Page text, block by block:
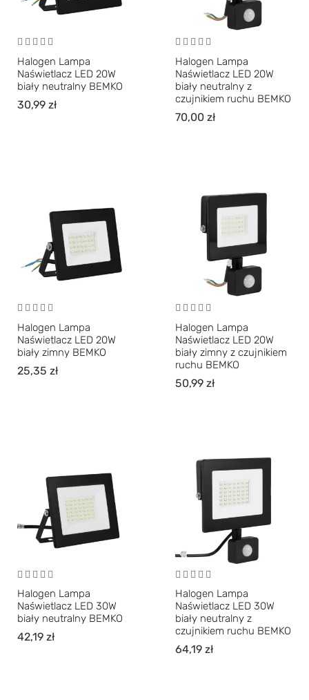
Halogen Lampa
Naświetlacz LED 20W
biały neutralny BEMKO
30,99 zł
Halogen Lampa
Naświetlacz LED 20W
biały neutralny z
czujnikiem ruchu BEMKO
70,00 zł
Halogen Lampa
Naświetlacz LED 20W
biały zimny BEMKO
25,35 zł
Halogen Lampa
Naświetlacz LED 20W
biały zimny z czujnikiem
ruchu BEMKO
50,99 zł
Halogen Lampa
Naświetlacz LED 30W
biały neutralny BEMKO
42,19 zł
Halogen Lampa
Naświetlacz LED 30W
biały neutralny z
czujnikiem ruchu BEMKO
64,19 zł